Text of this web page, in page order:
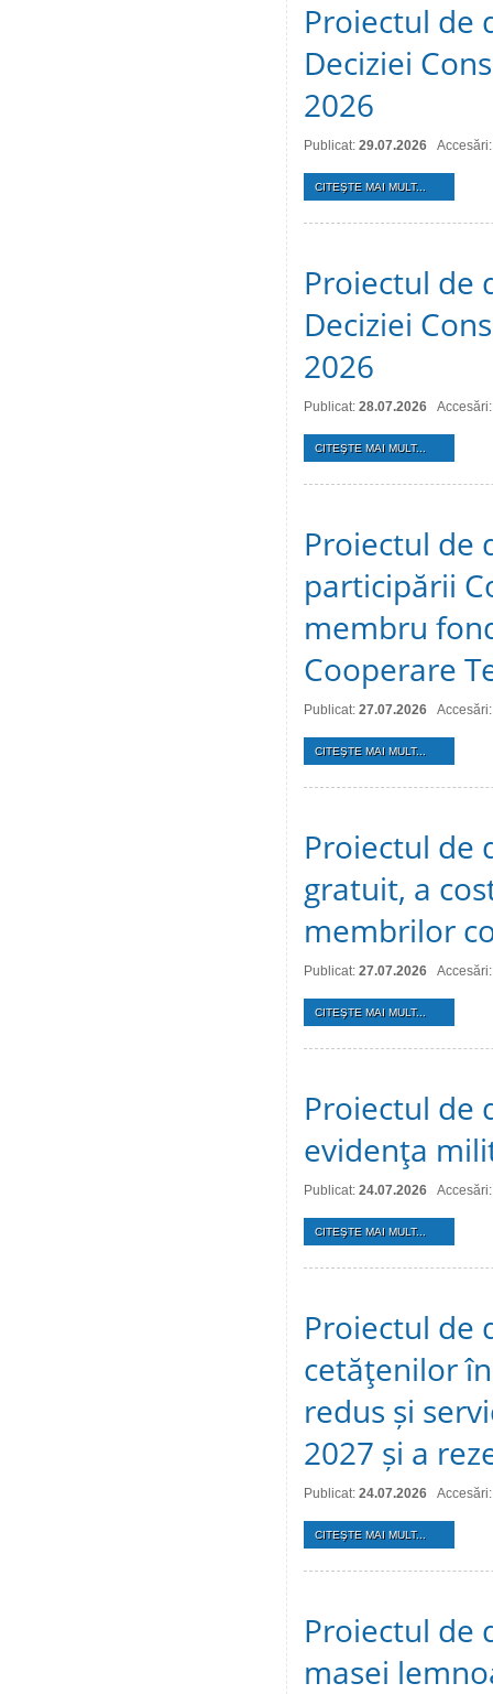
Proiectul de
Deciziei
2026
Publicat: 29.07.2026
CITEŞTE MAI MULT...
Proiectul de
Deciziei
2026
Publicat: 28.07.2026
CITEŞTE MAI MULT...
Proiectul de
participării
membru
Cooperare
Publicat: 27.07.2026
CITEŞTE MAI MULT...
Proiectul de
gratuit, a
membrilor
Publicat: 27.07.2026
CITEŞTE MAI MULT...
Proiectul de
evidenţa
Publicat: 24.07.2026
CITEŞTE MAI MULT...
Proiectul de
cetăţenilor
redus și
2027 și a
Publicat: 24.07.2026
CITEŞTE MAI MULT...
Proiectul de
masei